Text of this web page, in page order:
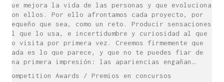
que mejora la vida de las personas y que evoluciona
con ellos. Por ello afrontamos cada proyecto, por
pequeño que sea, como un reto. Producir sensaciones
al que lo usa, e incertidumbre y curiosidad al que
lo visita por primera vez. Creemos firmemente que
nada es lo que parece, y que no te puedes fiar de
una primera impresión: las apariencias engañan…
Competition Awards / Premios en concursos